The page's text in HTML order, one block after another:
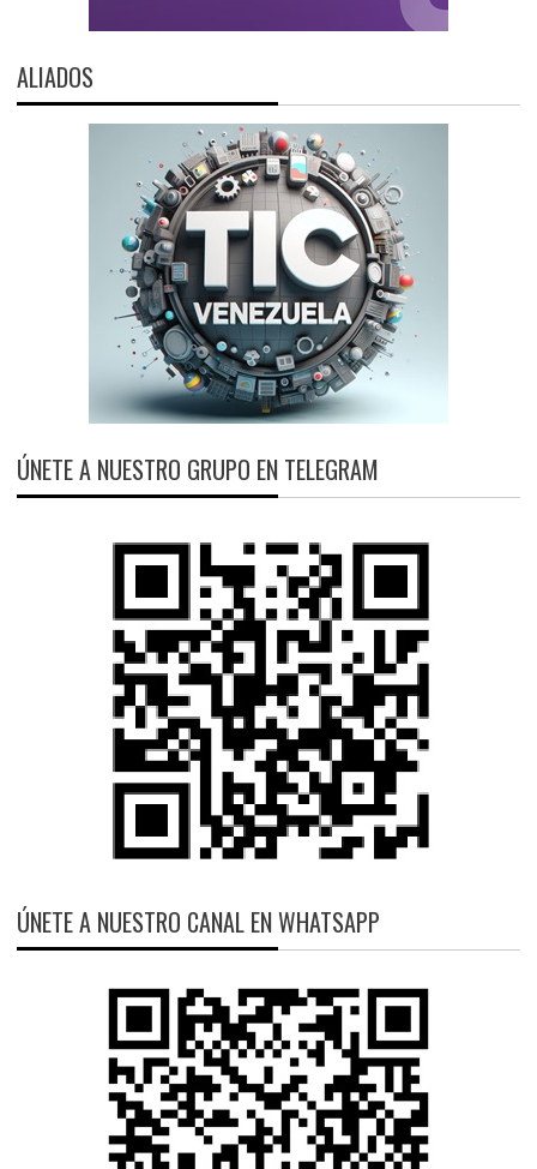
ALIADOS
ÚNETE A NUESTRO GRUPO EN TELEGRAM
ÚNETE A NUESTRO CANAL EN WHATSAPP